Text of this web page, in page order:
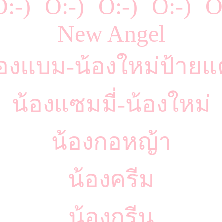
New Angel
งแบม-น้องใหม่ป้ายแ
น้องแซมมี่-น้องใหม่
น้องกอหญ้า
น้องครีม